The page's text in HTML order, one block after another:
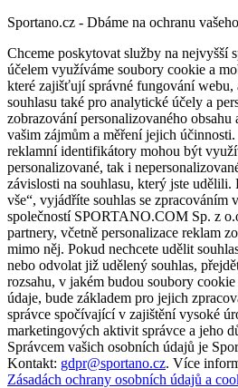
Sportano.cz - Dbáme na ochranu
Chceme poskytovat služby na nejvyšší
účelem využíváme soubory cookie a
které zajišťují správné fungování webu,
souhlasu také pro analytické účely a
zobrazování personalizovaného obsahu
vašim zájmům a měření jejich
reklamní identifikátory mohou být
personalizované, tak i
závislosti na souhlasu, který jste
vše“, vyjádříte souhlas se zpracováním
společností SPORTANO.COM Sp. z
partnery, včetně personalizace reklam
mimo něj. Pokud nechcete udělit
nebo odvolat již udělený souhlas,
rozsahu, v jakém budou soubory
údaje, bude základem pro jejich
správce spočívající v zajištění vysoké
marketingových aktivit správce a jeho
Správcem vašich osobních údajů je
Kontakt: gdpr@sportano.cz. Více
Zásadách ochrany osobních údajů a